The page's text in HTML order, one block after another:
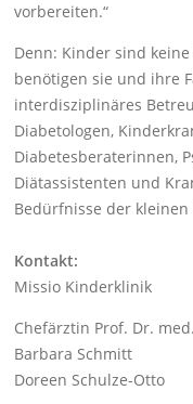
vorbereiten.“
Denn: Kinder sind
benötigen sie und ihre
interdisziplinäres
Diabetologen,
Diabetesberaterinnen,
Diätassistenten und
Bedürfnisse der
Kontakt:
Missio Kinderklinik
Chefärztin Prof. Dr.
Barbara Schmitt
Doreen Schulze-Otto